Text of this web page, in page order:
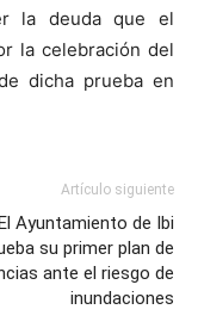
la deuda que el
la celebración del
dicha prueba en
Artículo siguiente
Ayuntamiento de Ibi
su primer plan de
ante el riesgo de
inundaciones